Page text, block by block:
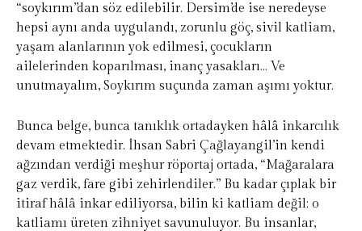
“soykırım”dan söz edilebilir. Dersim’de ise neredeyse
hepsi aynı anda uygulandı, zorunlu göç, sivil katliam,
yaşam alanlarının yok edilmesi, çocukların
ailelerinden koparılması, inanç yasakları… Ve
unutmayalım, Soykırım suçunda zaman aşımı yoktur.
Bunca belge, bunca tanıklık ortadayken hâlâ inkarcılık
devam etmektedir. İhsan Sabri Çağlayangil’in kendi
ağzından verdiği meşhur röportaj ortada, “Mağaralara
gaz verdik, fare gibi zehirlendiler.” Bu kadar çıplak bir
itiraf hâlâ inkar ediliyorsa, bilin ki katliam değil; o
katliamı üreten zihniyet savunuluyor. Bu insanlar,